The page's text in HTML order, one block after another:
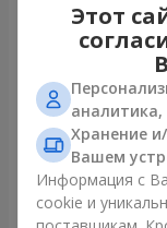
Цветы в коробке
2 066 грн
Этот
Хранение
Вашем
Информация с
cookie и